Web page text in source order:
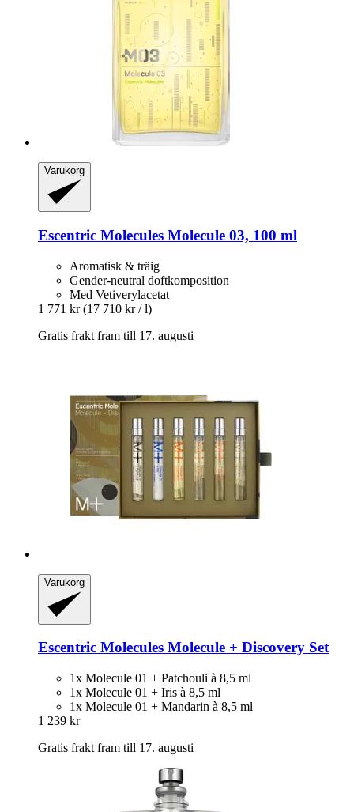
Varukorg
Escentric Molecules Molecule 03, 100 ml
Aromatisk & träig
Gender-neutral doftkomposition
Med Vetiverylacetat
1 771 kr (17 710 kr / l)
Gratis frakt fram till 17. augusti
Varukorg
Escentric Molecules Molecule + Discovery Set
1x Molecule 01 + Patchouli à 8,5 ml
1x Molecule 01 + Iris à 8,5 ml
1x Molecule 01 + Mandarin à 8,5 ml
1 239 kr
Gratis frakt fram till 17. augusti